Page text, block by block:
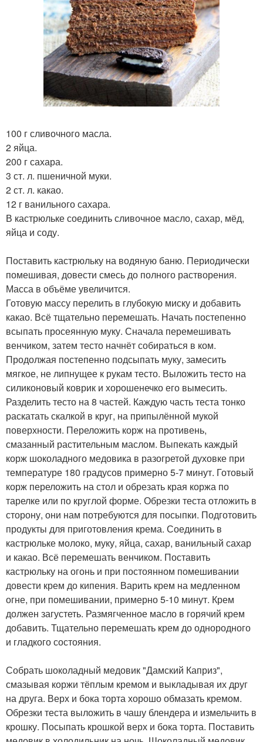
100 г сливочного масла.
2 яйца.
200 г сахара.
3 ст. л. пшеничной муки.
2 ст. л. какао.
12 г ванильного сахара.
В кастрюльке соединить сливочное масло, сахар, мёд,
яйца и соду.
Поставить кастрюльку на водяную баню. Периодически
помешивая, довести смесь до полного растворения.
Масса в объёме увеличится.
Готовую массу перелить в глубокую миску и добавить
какао. Всё тщательно перемешать. Начать постепенно
всыпать просеянную муку. Сначала перемешивать
венчиком, затем тесто начнёт собираться в ком.
Продолжая постепенно подсыпать муку, замесить
мягкое, не липнущее к рукам тесто. Выложить тесто на
силиконовый коврик и хорошенечко его вымесить.
Разделить тесто на 8 частей. Каждую часть теста тонко
раскатать скалкой в круг, на припылённой мукой
поверхности. Переложить корж на противень,
смазанный растительным маслом. Выпекать каждый
корж шоколадного медовика в разогретой духовке при
температуре 180 градусов примерно 5-7 минут. Готовый
корж переложить на стол и обрезать края коржа по
тарелке или по круглой форме. Обрезки теста отложить в
сторону, они нам потребуются для посыпки. Подготовить
продукты для приготовления крема. Соединить в
кастрюльке молоко, муку, яйца, сахар, ванильный сахар
и какао. Всё перемешать венчиком. Поставить
кастрюльку на огонь и при постоянном помешивании
довести крем до кипения. Варить крем на медленном
огне, при помешивании, примерно 5-10 минут. Крем
должен загустеть. Размягченное масло в горячий крем
добавить. Тщательно перемешать крем до однородного
и гладкого состояния.
Собрать шоколадный медовик "Дамский Каприз",
смазывая коржи тёплым кремом и выкладывая их друг
на друга. Верх и бока торта хорошо обмазать кремом.
Обрезки теста выложить в чашу блендера и измельчить в
крошку. Посыпать крошкой верх и бока торта. Поставить